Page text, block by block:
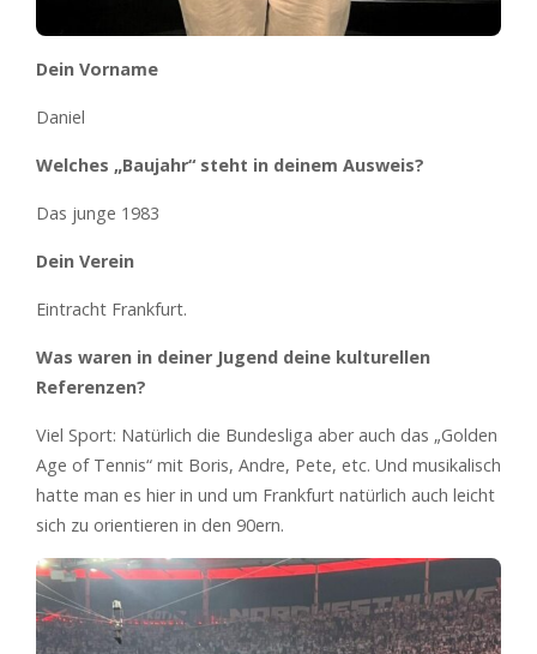
Dein Vorname
Daniel
Welches „Baujahr“ steht in deinem Ausweis?
Das junge 1983
Dein Verein
Eintracht Frankfurt.
Was waren in deiner Jugend deine kulturellen
Referenzen?
Viel Sport: Natürlich die Bundesliga aber auch das „Golden
Age of Tennis“ mit Boris, Andre, Pete, etc. Und musikalisch
hatte man es hier in und um Frankfurt natürlich auch leicht
sich zu orientieren in den 90ern.